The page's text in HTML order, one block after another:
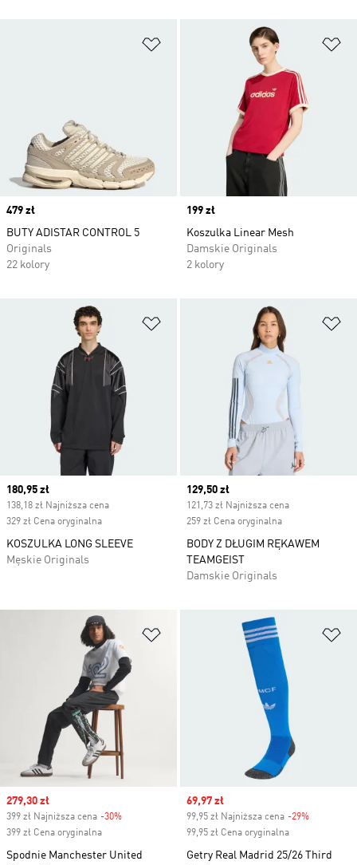
Dodaj do listy życzeń
Price
479 zł
BUTY ADISTAR CONTROL 5
Originals
22 kolory
Price
199 zł
Koszulka Linear Mesh
Damskie Originals
2 kolory
Dodaj do listy życzeń
Current price
180,95 zł
138,18 zł Najniższa cena
329 zł Cena oryginalna
KOSZULKA LONG SLEEVE
Męskie Originals
Current price
129,50 zł
121,73 zł Najniższa cena
259 zł Cena oryginalna
BODY Z DŁUGIM RĘKAWEM
TEAMGEIST
Damskie Originals
Dodaj do listy życzeń
Sale price
279,30 zł
399 zł Najniższa cena -30%
399 zł Cena oryginalna
Spodnie Manchester United
Sale price
69,97 zł
99,95 zł Najniższa cena -29%
99,95 zł Cena oryginalna
Getry Real Madrid 25/26 Third